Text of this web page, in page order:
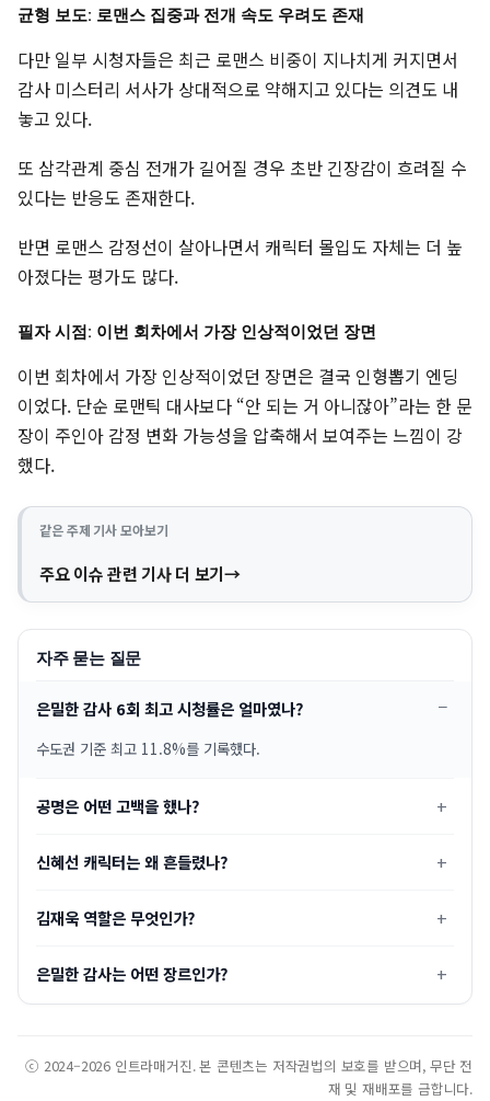
균형 보도: 로맨스 집중과 전개 속도 우려도 존재
다만 일부 시청자들은 최근 로맨스 비중이 지나치게 커지면서
감사 미스터리 서사가 상대적으로 약해지고 있다는 의견도 내
놓고 있다.
또 삼각관계 중심 전개가 길어질 경우 초반 긴장감이 흐려질 수
있다는 반응도 존재한다.
반면 로맨스 감정선이 살아나면서 캐릭터 몰입도 자체는 더 높
아졌다는 평가도 많다.
필자 시점: 이번 회차에서 가장 인상적이었던 장면
이번 회차에서 가장 인상적이었던 장면은 결국 인형뽑기 엔딩
이었다. 단순 로맨틱 대사보다 “안 되는 거 아니잖아”라는 한 문
장이 주인아 감정 변화 가능성을 압축해서 보여주는 느낌이 강
했다.
같은 주제 기사 모아보기
주요 이슈 관련 기사 더 보기
자주 묻는 질문
은밀한 감사 6회 최고 시청률은 얼마였나?
수도권 기준 최고 11.8%를 기록했다.
공명은 어떤 고백을 했나?
신혜선 캐릭터는 왜 흔들렸나?
김재욱 역할은 무엇인가?
은밀한 감사는 어떤 장르인가?
ⓒ 2024–2026 인트라매거진. 본 콘텐츠는 저작권법의 보호를 받으며, 무단 전
재 및 재배포를 금합니다.